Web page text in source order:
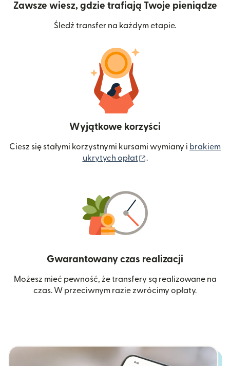
Zawsze wiesz, gdzie trafiają Twoje pieniądze
Śledź transfer na każdym etapie.
Wyjątkowe korzyści
Ciesz się stałymi korzystnymi kursami wymiany i brakiem
ukrytych opłat
.
Gwarantowany czas realizacji
Możesz mieć pewność, że transfery są realizowane na
czas. W przeciwnym razie zwrócimy opłaty.